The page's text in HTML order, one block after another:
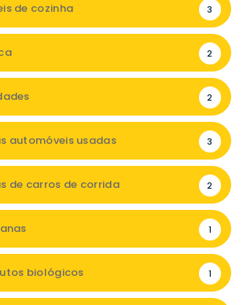
de cozinha 3
2
2
automóveis usadas 3
de carros de corrida 2
1
biológicos 1